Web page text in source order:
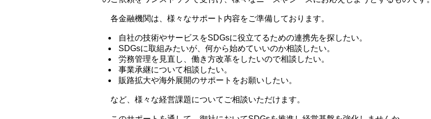
各金融機関は、様々なサポート内容をご準備しております。
自社の技術やサービスをSDGsに役立てるための連携先を探したい。
SDGsに取組みたいが、何から始めていいのか相談したい。
労務管理を見直し、働き方改革をしたいので相談したい。
事業承継について相談したい。
販路拡大や海外展開のサポートをお願いしたい。
など、様々な経営課題についてご相談いただけます。